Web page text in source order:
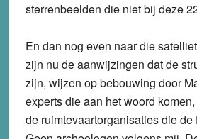
sterrenbeelden die niet bij deze
En dan nog even naar die
zijn nu de aanwijzingen dat de
zijn, wijzen op bebouwing door
experts die aan het woord
de ruimtevaartorganisaties die de